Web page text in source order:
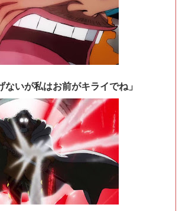
ないが私はお前がキライでね」